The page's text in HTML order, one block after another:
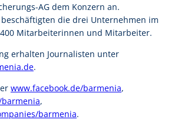
AG dem Konzern an.
die drei Unternehmen im
Mitarbeiterinnen und Mitarbeiter.
erhalten Journalisten unter
.
www.facebook.de/barmenia,
,
barmenia.